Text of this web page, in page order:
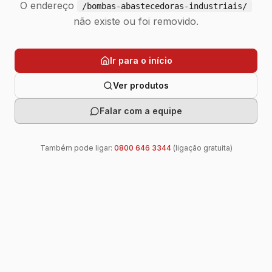
O endereço /bombas-abastecedoras-industriais/
não existe ou foi removido.
Ir para o início
Ver produtos
Falar com a equipe
Também pode ligar: 0800 646 3344(ligação gratuita)